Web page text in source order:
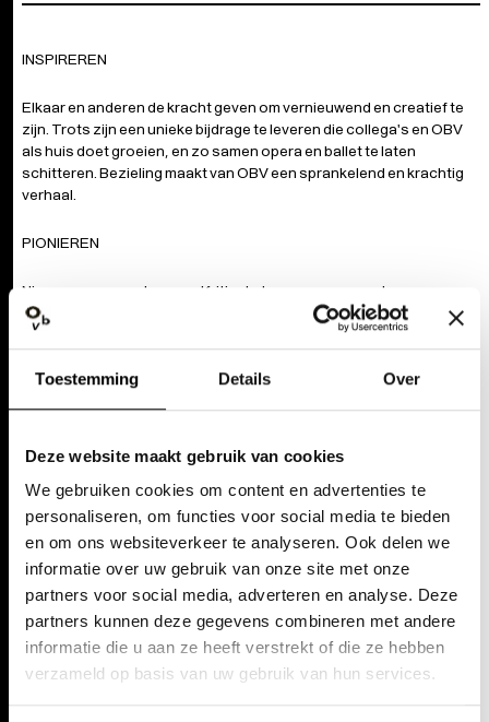
Toestemming Details Over
Deze website maakt gebruik van cookies
We gebruiken cookies om content en advertenties te
personaliseren, om functies voor social media te bieden
en om ons websiteverkeer te analyseren. Ook delen we
informatie over uw gebruik van onze site met onze
partners voor social media, adverteren en analyse. Deze
partners kunnen deze gegevens combineren met andere
informatie die u aan ze heeft verstrekt of die ze hebben
verzameld op basis van uw gebruik van hun services.
INSPIREREN
Elkaar en anderen de kracht geven om vernieuwend en creatief te
zijn. Trots zijn een unieke bijdrage te leveren die collega's en OBV
als huis doet groeien, en zo samen opera en ballet te laten
schitteren. Bezieling maakt van OBV een sprankelend en krachtig
verhaal.
PIONIEREN
Nieuwe wegen verkennen. Kritisch de grenzen opzoeken van onze
artistieke domeinen. Durven te verschillen van de gevestigde
huizen. Het doel is als organisatie sterker en beter te worden en
SAMEN SPELEN
Solidair en zorgzaam in verbinding gaan met elkaar en onze
opstap naar duurzaam samenwerken. In meerstemmigheid en
diversiteit ligt onze kracht. Traditie en vernieuwing zijn de
vertrekpunten om opera en dans vrijgevig aan te bieden, en
enthousiasme op te wekken voor kunst en artistieke beleving.